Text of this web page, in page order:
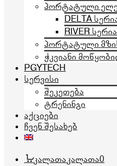
პორტატული
DELTA
RIVER სერია
პორტატული
ჭკვიანი
PGYTECH
სერვისი
შეკეთება
ტრენინგი
აქციები
ჩვენ შესახებ
კალათაკალათა0